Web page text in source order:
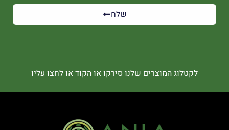
שלח
לקטלוג המוצרים שלנו סירקו או הקוד או לחצו עליו